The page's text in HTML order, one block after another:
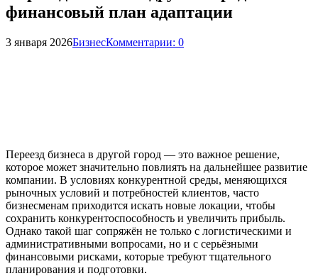
финансовый план адаптации
3 января 2026БизнесКомментарии: 0
Переезд бизнеса в другой город — это важное решение,
которое может значительно повлиять на дальнейшее развитие
компании. В условиях конкурентной среды, меняющихся
рыночных условий и потребностей клиентов, часто
бизнесменам приходится искать новые локации, чтобы
сохранить конкурентоспособность и увеличить прибыль.
Однако такой шаг сопряжён не только с логистическими и
административными вопросами, но и с серьёзными
финансовыми рисками, которые требуют тщательного
планирования и подготовки.